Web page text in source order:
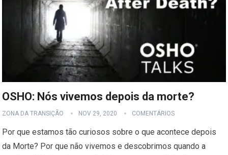
OSHO: Nós vivemos depois da morte?
ZONA DA TRANSIÇÃO NOV 29, 2020 COMENTÁRIOS
Por que estamos tão curiosos sobre o que acontece depois
da Morte? Por que não vivemos e descobrimos quando a